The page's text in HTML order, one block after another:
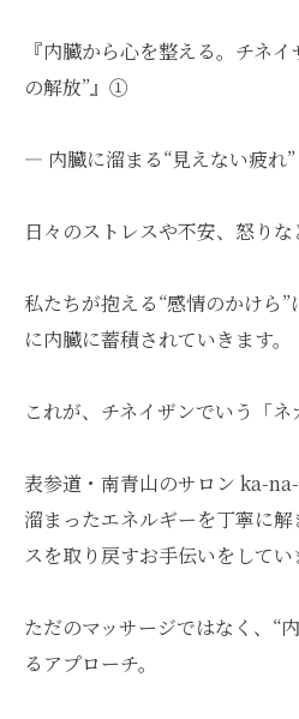
『内臓から心を整える。チネ
の解放”』①
― 内臓に溜まる“見えない疲れ
日々のストレスや不安、怒り
私たちが抱える“感情のかけら
に内臓に蓄積されていきます。
これが、チネイザンでいう「ネ
表参道・南青山のサロン ka-
溜まったエネルギーを丁寧に
スを取り戻すお手伝いをしてい
ただのマッサージではなく、“
るアプローチ。